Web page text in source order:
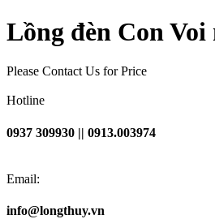
Lồng đèn Con
Please Contact Us for Price
Hotline
0937 309930 || 0913.003974
Email:
info@longthuy.vn